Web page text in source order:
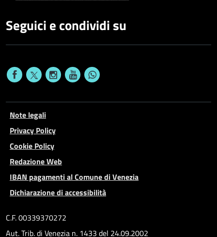
Seguici e condividi su
Note legali
Privacy Policy
Cookie Policy
Redazione Web
IBAN pagamenti al Comune di Venezia
Dichiarazione di accessibilità
C.F. 00339370272
Aut. Trib. di Venezia n. 1433 del 24.09.2002